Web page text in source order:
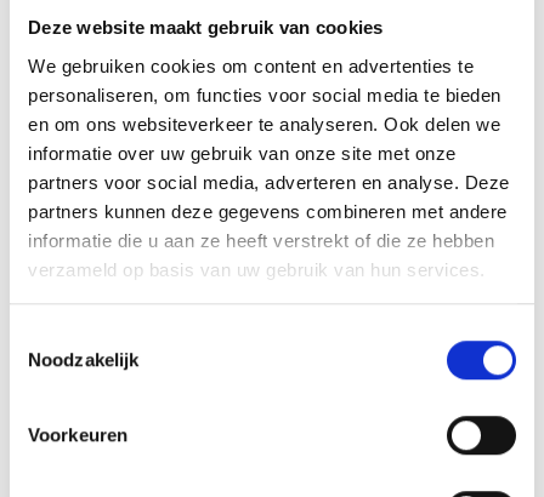
Deze website maakt gebruik van cookies
We gebruiken cookies om content en advertenties te
personaliseren, om functies voor social media te bieden
en om ons websiteverkeer te analyseren. Ook delen we
informatie over uw gebruik van onze site met onze
partners voor social media, adverteren en analyse. Deze
partners kunnen deze gegevens combineren met andere
informatie die u aan ze heeft verstrekt of die ze hebben
verzameld op basis van uw gebruik van hun services.
Noodzakelijk
Voorkeuren
altijd van de partij. Door zijn ziekte lukt dat het laatste jaar steeds
BlauwGeel. Op zondag 4 oktober 2015 is Clemens in zijn vertrouwde
omgeving thuis rustig ingeslapen. Clemens is 63 jaar oud geworden.
Onze gedachten gaan uit naar Ria, Freddie en Jeroen. Wij wensen
hen heel veel sterkte toe in deze moeilijke tijd.
Secretaris Veteranen
Blauw Geel’38/Jumbo